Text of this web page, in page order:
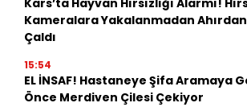
Kameralara Yakalanmadan
Çaldı
15:54
EL İNSAF! Hastaneye Şifa Aramaya
Önce Merdiven Çilesi Çekiyor